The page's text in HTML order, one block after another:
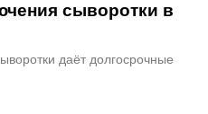
сыворотки в
даёт долгосрочные